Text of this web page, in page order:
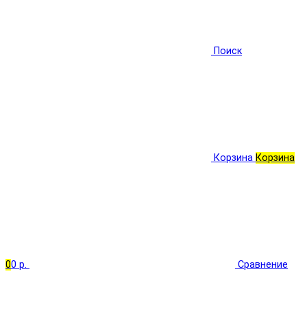
Поиск
Корзина Корзина
00 р. Сравнение